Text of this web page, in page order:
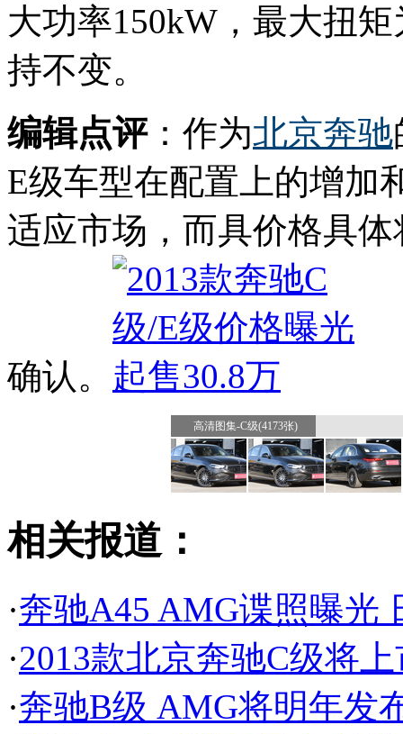
大功率150kW，最大扭
持不变。
编辑点评：作为北京奔驰
E级车型在配置上的增加
适应市场，而具价格具
确认。
高清图集-C级(4173张)
相关报道：
·奔驰A45 AMG谍照曝光
·2013款北京奔驰C级将
·奔驰B级 AMG将明年发